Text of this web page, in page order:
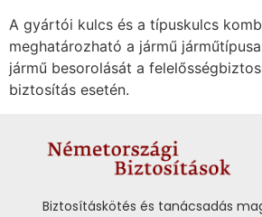
A gyártói kulcs és a típuskulcs
meghatározható a jármű
jármű besorolását a
biztosítás esetén.
Biztosításkötés és tanácsadás